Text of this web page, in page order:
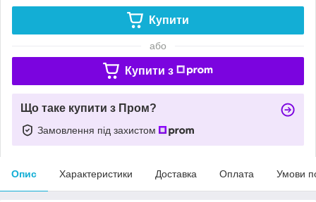
Купити
або
Купити з
Що таке купити з Пром?
Замовлення під захистом
Опис Характеристики Доставка Оплата Умови